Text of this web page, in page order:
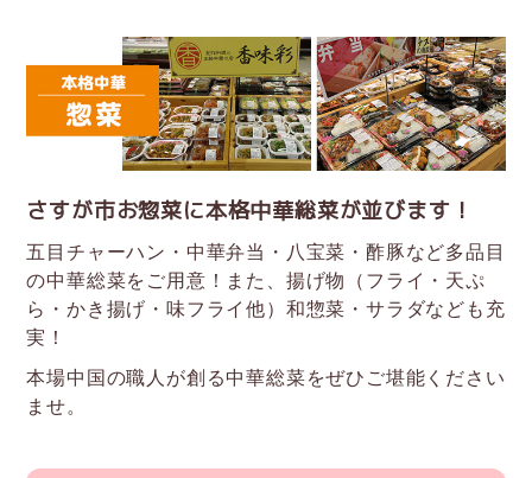
さすが市お惣菜に本格中華総菜が並びます！
五目チャーハン・中華弁当・八宝菜・酢豚など多品目
の中華総菜をご用意！また、揚げ物（フライ・天ぷ
ら・かき揚げ・味フライ他）和惣菜・サラダなども充
実！
本場中国の職人が創る中華総菜をぜひご堪能ください
ませ。